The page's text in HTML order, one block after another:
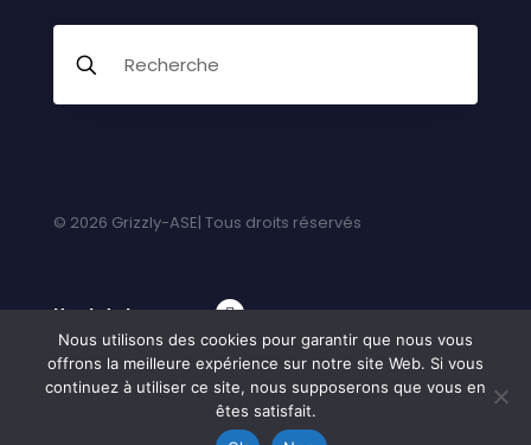
© 2026 Grizzly-ASE| Tous droits réservés
Haut de la page
(Anglais) Français
Nous utilisons des cookies pour garantir que nous vous
offrons la meilleure expérience sur notre site Web. Si vous
continuez à utiliser ce site, nous supposerons que vous en
êtes satisfait.